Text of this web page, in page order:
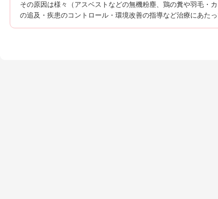
その原因は様々（アスベストなどの無機粉塵、鶏の糞や羽毛・
の追及・疾患のコントロール・環境改善の指導など治療にあた